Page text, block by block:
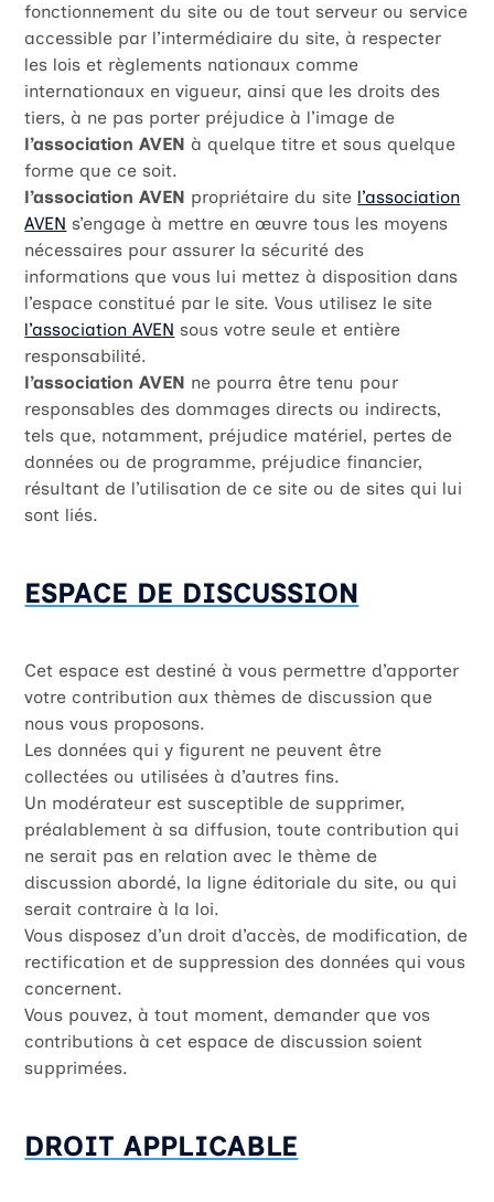
fonctionnement du site ou de tout serveur ou service
accessible par l’intermédiaire du site, à respecter
les lois et règlements nationaux comme
internationaux en vigueur, ainsi que les droits des
tiers, à ne pas porter préjudice à l’image de
l’association AVEN à quelque titre et sous quelque
forme que ce soit.
l’association AVEN propriétaire du site l’association
AVEN s’engage à mettre en œuvre tous les moyens
nécessaires pour assurer la sécurité des
informations que vous lui mettez à disposition dans
l’espace constitué par le site. Vous utilisez le site
l’association AVEN sous votre seule et entière
responsabilité.
l’association AVEN ne pourra être tenu pour
responsables des dommages directs ou indirects,
tels que, notamment, préjudice matériel, pertes de
données ou de programme, préjudice financier,
résultant de l’utilisation de ce site ou de sites qui lui
sont liés.
ESPACE DE DISCUSSION
Cet espace est destiné à vous permettre d’apporter
votre contribution aux thèmes de discussion que
nous vous proposons.
Les données qui y figurent ne peuvent être
collectées ou utilisées à d’autres fins.
Un modérateur est susceptible de supprimer,
préalablement à sa diffusion, toute contribution qui
ne serait pas en relation avec le thème de
discussion abordé, la ligne éditoriale du site, ou qui
serait contraire à la loi.
Vous disposez d’un droit d’accès, de modification, de
rectification et de suppression des données qui vous
concernent.
Vous pouvez, à tout moment, demander que vos
contributions à cet espace de discussion soient
supprimées.
DROIT APPLICABLE